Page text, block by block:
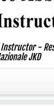
-
JKD